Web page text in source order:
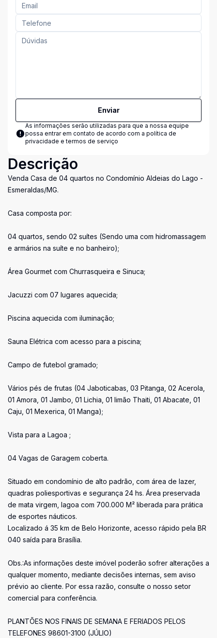
Enviar
As informações serão utilizadas para que a nossa equipe
possa entrar em contato de acordo com a política de
privacidade e termos de serviço
Descrição
Venda Casa de 04 quartos no Condomínio Aldeias do Lago -
Esmeraldas/MG.
Casa composta por:
04 quartos, sendo 02 suítes (Sendo uma com hidromassagem
e armários na suíte e no banheiro);
Área Gourmet com Churrasqueira e Sinuca;
Jacuzzi com 07 lugares aquecida;
Piscina aquecida com iluminação;
Sauna Elétrica com acesso para a piscina;
Campo de futebol gramado;
Vários pés de frutas (04 Jaboticabas, 03 Pitanga, 02 Acerola,
01 Amora, 01 Jambo, 01 Lichia, 01 limão Thaiti, 01 Abacate, 01
Caju, 01 Mexerica, 01 Manga);
Vista para a Lagoa ;
04 Vagas de Garagem coberta.
Situado em condomínio de alto padrão, com área de lazer,
quadras poliesportivas e segurança 24 hs. Área preservada
de mata virgem, lagoa com 700.000 M² liberada para prática
de esportes náuticos.
Localizado á 35 km de Belo Horizonte, acesso rápido pela BR
040 saída para Brasília.
Obs.:As informações deste imóvel poderão sofrer alterações a
qualquer momento, mediante decisões internas, sem aviso
prévio ao cliente. Por essa razão, consulte o nosso setor
comercial para conferência.
PLANTÕES NOS FINAIS DE SEMANA E FERIADOS PELOS
TELEFONES 98601-3100 (JÚLIO)